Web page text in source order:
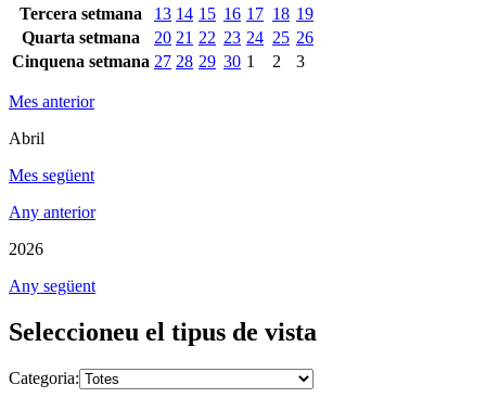
Tercera setmana
13 14 15 16 17 18 19
Quarta setmana
20 21 22 23 24 25 26
Cinquena setmana 27 28 29 30 1 2 3
Mes anterior
Abril
Mes següent
Any anterior
2026
Any següent
Seleccioneu el tipus de vista
Categoria: